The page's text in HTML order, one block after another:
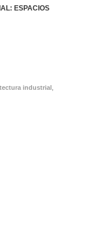
ESPACIOS
industrial